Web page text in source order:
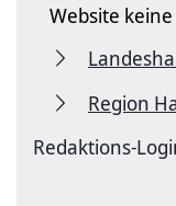
Website
Region
Redaktions-